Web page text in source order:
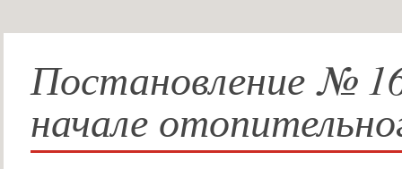
Постановление №
начале